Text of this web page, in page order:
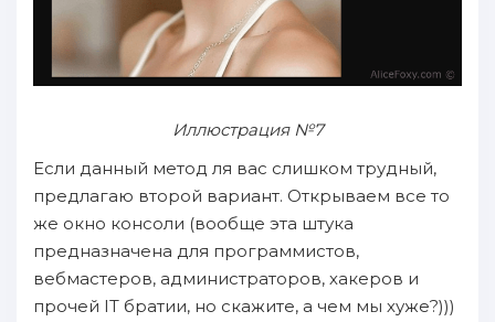
Иллюстрация №7
Если данный метод ля вас слишком трудный,
предлагаю второй вариант. Открываем все то
же окно консоли (вообще эта штука
предназначена для программистов,
вебмастеров, администраторов, хакеров и
прочей IT братии, но скажите, а чем мы хуже?)))